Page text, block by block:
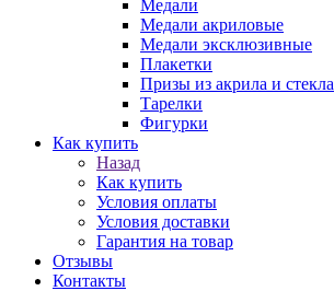
Медали
Медали акриловые
Медали эксклюзивные
Плакетки
Призы из акрила и стекла
Тарелки
Фигурки
Как купить
Назад
Как купить
Условия оплаты
Условия доставки
Гарантия на товар
Отзывы
Контакты